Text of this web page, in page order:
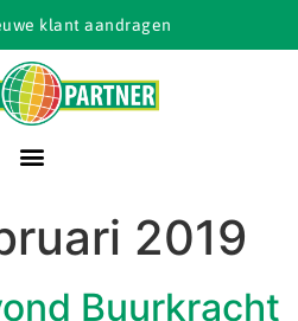
klant aandragen
2019
Buurkracht